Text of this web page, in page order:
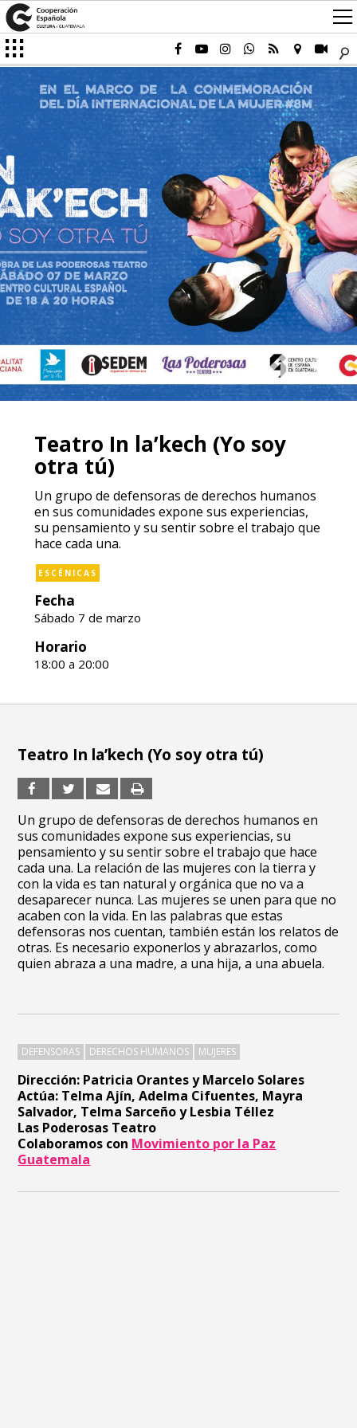
Teatro In la’kech (Yo soy
otra tú)
Un grupo de defensoras de derechos humanos
en sus comunidades expone sus experiencias,
su pensamiento y su sentir sobre el trabajo que
hace cada una.
ESCÉNICAS
Fecha
Sábado 7 de marzo
Horario
18:00 a 20:00
Dirección: Patricia Orantes y Marcelo Solares
Actúa: Telma Ajín, Adelma Cifuentes, Mayra
Salvador, Telma Sarceño y Lesbia Téllez
Las Poderosas Teatro
Colaboramos con Movimiento por la Paz
Guatemala
Teatro In la’kech (Yo soy otra tú)
Un grupo de defensoras de derechos humanos en
sus comunidades expone sus experiencias, su
pensamiento y su sentir sobre el trabajo que hace
cada una. La relación de las mujeres con la tierra y
con la vida es tan natural y orgánica que no va a
desaparecer nunca. Las mujeres se unen para que no
acaben con la vida. En las palabras que estas
defensoras nos cuentan, también están los relatos de
otras. Es necesario exponerlos y abrazarlos, como
quien abraza a una madre, a una hija, a una abuela.
DEFENSORAS DERECHOS HUMANOS MUJERES